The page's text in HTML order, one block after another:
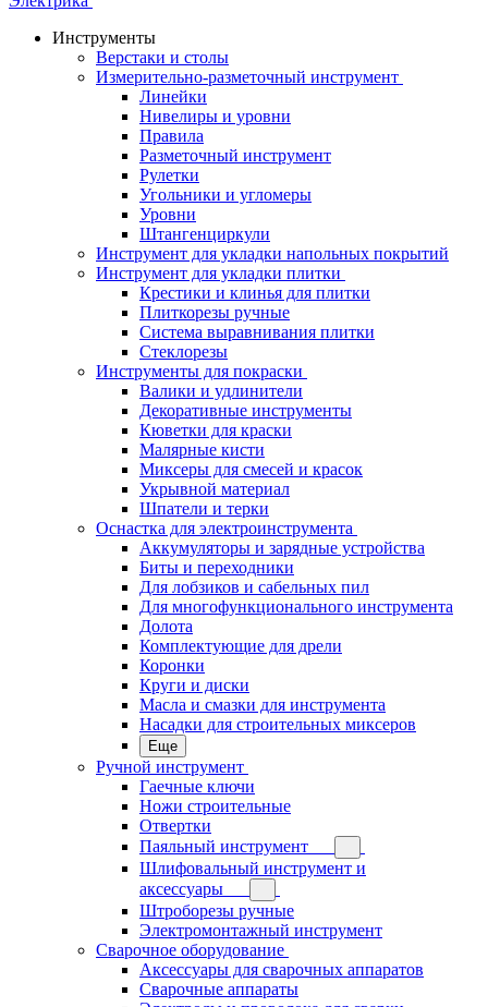
Инструменты
Верстаки и столы
Измерительно-разметочный инструмент
Линейки
Нивелиры и уровни
Правила
Разметочный инструмент
Рулетки
Угольники и угломеры
Уровни
Штангенциркули
Инструмент для укладки напольных покрытий
Инструмент для укладки плитки
Крестики и клинья для плитки
Плиткорезы ручные
Система выравнивания плитки
Стеклорезы
Инструменты для покраски
Валики и удлинители
Декоративные инструменты
Кюветки для краски
Малярные кисти
Миксеры для смесей и красок
Укрывной материал
Шпатели и терки
Оснастка для электроинструмента
Аккумуляторы и зарядные устройства
Биты и переходники
Для лобзиков и сабельных пил
Для многофункционального инструмента
Долота
Комплектующие для дрели
Коронки
Круги и диски
Масла и смазки для инструмента
Насадки для строительных миксеров
Еще
Ручной инструмент
Гаечные ключи
Ножи строительные
Отвертки
Паяльный инструмент
Шлифовальный инструмент и
аксессуары
Штроборезы ручные
Электромонтажный инструмент
Сварочное оборудование
Аксессуары для сварочных аппаратов
Сварочные аппараты